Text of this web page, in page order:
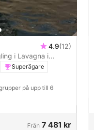
4.9(12)
i Lavagna i
Superägare
på upp till 6
Från 7 481 kr